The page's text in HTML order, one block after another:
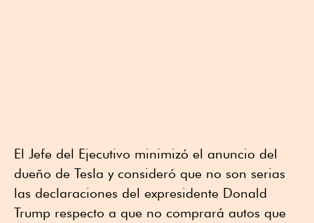
El Jefe del Ejecutivo minimizó el anuncio del
dueño de Tesla y consideró que no son serias
las declaraciones del expresidente Donald
Trump respecto a que no comprará autos que